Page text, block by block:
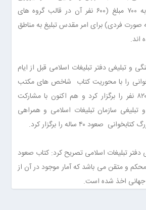
انقلاب اسلامی قریب به ۷۰۰ مبلغ (۶۰۰ نفر آن در قالب گروه های
نفر دیگر به صورت فردی) برای امر مقدس تبلیغ به مناطق
اند.
و تبلیغی دفتر تبلیغات اسلامی قبل از ایام
را با محوریت کتاب شاخص های مکتب
سلیمانی با مشارکت ۸۲۰۰ نفر را برگزار کرد و هم اکنون با مشارکت
تبلیغی سازمان تبلیغات اسلامی و همراهی
صعود ۴۰ ساله را برگزار کرد.
دفتر تبلیغات اسلامی تصریح کرد: کتاب صعود
محکم و متقن می باشد که آمار موجود در آن از
جهانی اخذ شده است.